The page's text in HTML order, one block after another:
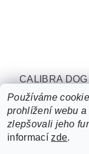
CALIBRA
CHICKEN 150G
29 Kč
Používáme
prohlížení webu
zlepšovali jeho
informacízde.